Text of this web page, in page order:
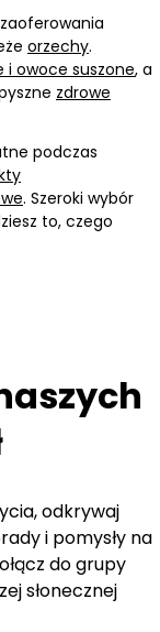
orzechy.
i owoce suszone, a
zdrowe
podczas
. Szeroki wybór
to, czego
odkrywaj
i pomysły na
do grupy
słonecznej